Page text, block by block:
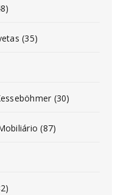
(35)
(30)
(87)